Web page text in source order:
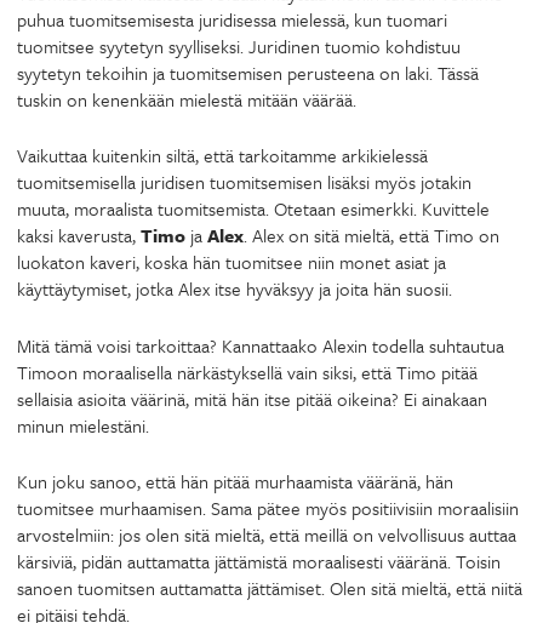
puhua tuomitsemisesta juridisessa mielessä, kun tuomari
tuomitsee syytetyn syylliseksi. Juridinen tuomio kohdistuu
syytetyn tekoihin ja tuomitsemisen perusteena on laki. Tässä
tuskin on kenenkään mielestä mitään väärää.
Vaikuttaa kuitenkin siltä, että tarkoitamme arkikielessä
tuomitsemisella juridisen tuomitsemisen lisäksi myös jotakin
muuta, moraalista tuomitsemista. Otetaan esimerkki. Kuvittele
kaksi kaverusta,Timo jaAlex. Alex on sitä mieltä, että Timo on
luokaton kaveri, koska hän tuomitsee niin monet asiat ja
käyttäytymiset, jotka Alex itse hyväksyy ja joita hän suosii.
Mitä tämä voisi tarkoittaa? Kannattaako Alexin todella suhtautua
Timoon moraalisella närkästyksellä vain siksi, että Timo pitää
sellaisia asioita väärinä, mitä hän itse pitää oikeina? Ei ainakaan
minun mielestäni.
Kun joku sanoo, että hän pitää murhaamista vääränä, hän
tuomitsee murhaamisen. Sama pätee myös positiivisiin moraalisiin
arvostelmiin: jos olen sitä mieltä, että meillä on velvollisuus auttaa
kärsiviä, pidän auttamatta jättämistä moraalisesti vääränä. Toisin
sanoen tuomitsen auttamatta jättämiset. Olen sitä mieltä, että niitä
ei pitäisi tehdä.